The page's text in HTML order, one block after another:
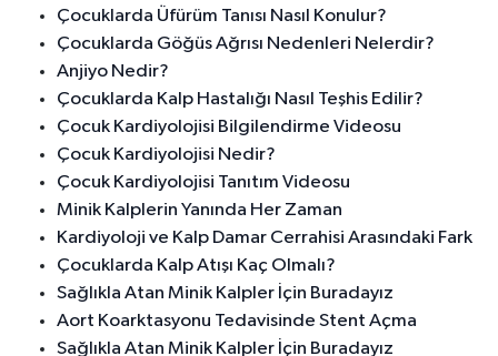
Çocuklarda Üfürüm Tanısı Nasıl Konulur?
Çocuklarda Göğüs Ağrısı Nedenleri Nelerdir?
Anjiyo Nedir?
Çocuklarda Kalp Hastalığı Nasıl Teşhis Edilir?
Çocuk Kardiyolojisi Bilgilendirme Videosu
Çocuk Kardiyolojisi Nedir?
Çocuk Kardiyolojisi Tanıtım Videosu
Minik Kalplerin Yanında Her Zaman
Kardiyoloji ve Kalp Damar Cerrahisi Arasındaki Fark
Çocuklarda Kalp Atışı Kaç Olmalı?
Sağlıkla Atan Minik Kalpler İçin Buradayız
Aort Koarktasyonu Tedavisinde Stent Açma
Sağlıkla Atan Minik Kalpler İçin Buradayız